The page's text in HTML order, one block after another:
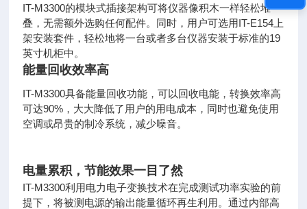
IT-M3300的模块式插接架构可将仪器像积木一样轻松堆
叠，无需额外选购任何配件。同时，用户可选用IT-E154上
架安装套件，轻松地将一台或者多台仪器安装于标准的19
英寸机柜中。
能量回收效率高
IT-M3300具备能量回收功能，可以回收电能，转换效率高
可达90%，大大降低了用户的用电成本，同时也避免使用
空调或昂贵的制冷系统，减少噪音。
电量累积，节能效果一目了然
IT-M3300利用电力电子变换技术在完成测试功率实验的前
提下，将被测电源的输出能量循环再生利用。通过内部高